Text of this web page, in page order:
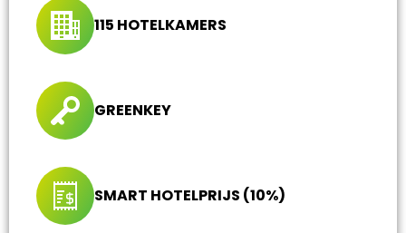
115 HOTELKAMERS
GREENKEY
SMART HOTELPRIJS (10%)